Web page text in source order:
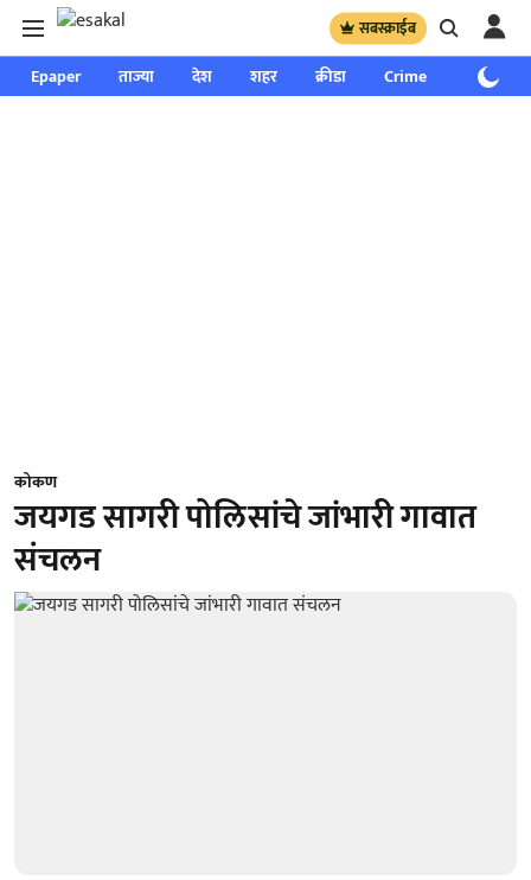
सबस्क्राईब
Epaper ताज्या देश शहर क्रीडा Crime साप्ताहिक
कोकण
जयगड सागरी पोलिसांचे जांभारी गावात
संचलन